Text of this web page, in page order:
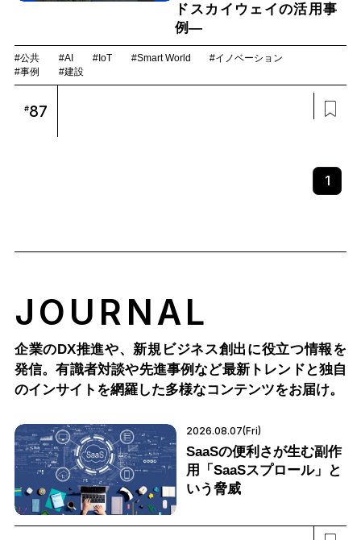
ドスカイウェイの活用事
例―
#公共 #AI #IoT #Smart World
#イノベーション
#事例
#建設
#87
1
JOURNAL
企業のDX推進や、新規ビジネス創出に役立つ情報を
発信。有識者対談や先進事例など最新トレンドと独自
のインサイトを網羅した多様なコンテンツをお届け。
2026.08.07(Fri)
SaaSの便利さが生む副作
用「SaaSスプロール」と
いう脅威